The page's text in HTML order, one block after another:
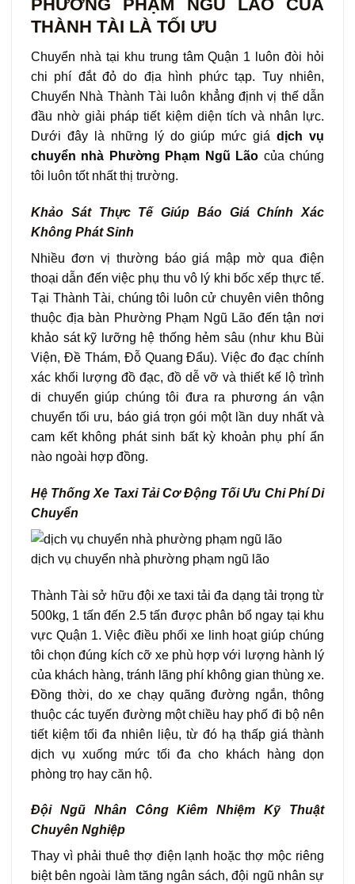
PHƯỜNG PHẠM NGŨ LÃO CỦA
THÀNH TÀI LÀ TỐI ƯU
Chuyển nhà tại khu trung tâm Quận 1 luôn đòi hỏi
chi phí đắt đỏ do địa hình phức tạp. Tuy nhiên,
Chuyển Nhà Thành Tài luôn khẳng định vị thế dẫn
đầu nhờ giải pháp tiết kiệm diện tích và nhân lực.
Dưới đây là những lý do giúp mức giádịch vụ
chuyển nhà Phường Phạm Ngũ Lão của chúng
tôi luôn tốt nhất thị trường.
Khảo Sát Thực Tế Giúp Báo Giá Chính Xác
Không Phát Sinh
Nhiều đơn vị thường báo giá mập mờ qua điện
thoại dẫn đến việc phụ thu vô lý khi bốc xếp thực tế.
Tại Thành Tài, chúng tôi luôn cử chuyên viên thông
thuộc địa bàn Phường Phạm Ngũ Lão đến tận nơi
khảo sát kỹ lưỡng hệ thống hẻm sâu (như khu Bùi
Viện, Đề Thám, Đỗ Quang Đẩu). Việc đo đạc chính
xác khối lượng đồ đạc, đồ dễ vỡ và thiết kế lộ trình
di chuyển giúp chúng tôi đưa ra phương án vận
chuyển tối ưu, báo giá trọn gói một lần duy nhất và
cam kết không phát sinh bất kỳ khoản phụ phí ẩn
nào ngoài hợp đồng.
Hệ Thống Xe Taxi Tải Cơ Động Tối Ưu Chi Phí Di
Chuyển
dịch vụ chuyển nhà phường phạm ngũ lão
Thành Tài sở hữu đội xe taxi tải đa dạng tải trọng từ
500kg, 1 tấn đến 2.5 tấn được phân bổ ngay tại khu
vực Quận 1. Việc điều phối xe linh hoạt giúp chúng
tôi chọn đúng kích cỡ xe phù hợp với lượng hành lý
của khách hàng, tránh lãng phí không gian thùng xe.
Đồng thời, do xe chạy quãng đường ngắn, thông
thuộc các tuyến đường một chiều hay phố đi bộ nên
tiết kiệm tối đa nhiên liệu, từ đó hạ thấp giá thành
dịch vụ xuống mức tối đa cho khách hàng dọn
phòng trọ hay căn hộ.
Đội Ngũ Nhân Công Kiêm Nhiệm Kỹ Thuật
Chuyên Nghiệp
Thay vì phải thuê thợ điện lạnh hoặc thợ mộc riêng
biệt bên ngoài làm tăng ngân sách, đội ngũ nhân sự